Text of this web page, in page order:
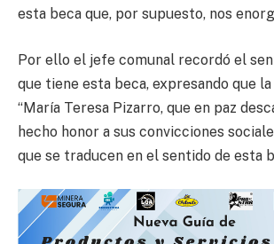
esta beca que, por supuesto, nos
Por ello el jefe comunal recordó el
que tiene esta beca, expresando que
“María Teresa Pizarro, que en paz
hecho honor a sus convicciones
que se traducen en el sentido de esta